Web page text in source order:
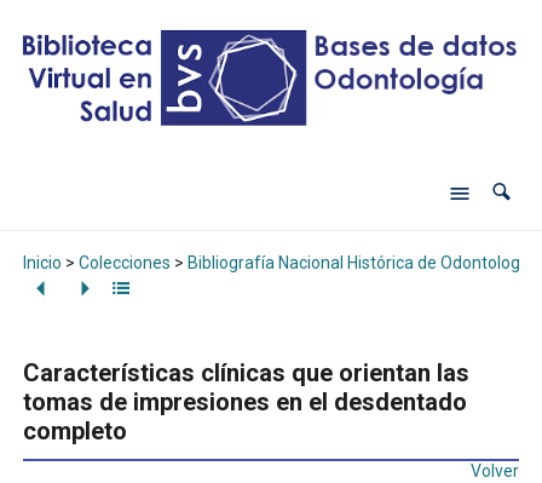
Inicio > Colecciones > Bibliografía Nacional Histórica de Odontología
Características clínicas que orientan las
tomas de impresiones en el desdentado
completo
Volver